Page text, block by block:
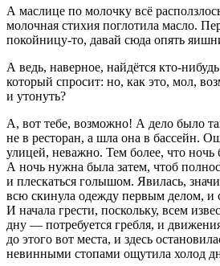
А маслице по молочку всё
молочная стихия поглотила масло.
покойницу-то, давай сюда опять
А ведь, наверное, найдётся кто-
который спросит: но, как это, мол,
и утонуть?
А, вот тебе, возможно! А дело было
не в ресторан, а шла она в бассейн.
улицей, неважно. Тем более, что
А ночь нужна была затем, чтоб
и плескаться голышом. Явилась,
всю скинула одежду первым делом, и
И начала грести, поскольку, всем
дну — потребуется гребля, и
до этого вот места, и здесь
невинными стопами ощутила холод